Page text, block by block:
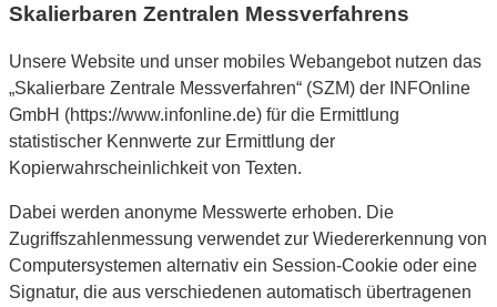
Skalierbaren Zentralen Messverfahrens
Unsere Website und unser mobiles Webangebot nutzen das
„Skalierbare Zentrale Messverfahren“ (SZM) der INFOnline
GmbH (https://www.infonline.de) für die Ermittlung
statistischer Kennwerte zur Ermittlung der
Kopierwahrscheinlichkeit von Texten.
Dabei werden anonyme Messwerte erhoben. Die
Zugriffszahlenmessung verwendet zur Wiedererkennung von
Computersystemen alternativ ein Session-Cookie oder eine
Signatur, die aus verschiedenen automatisch übertragenen